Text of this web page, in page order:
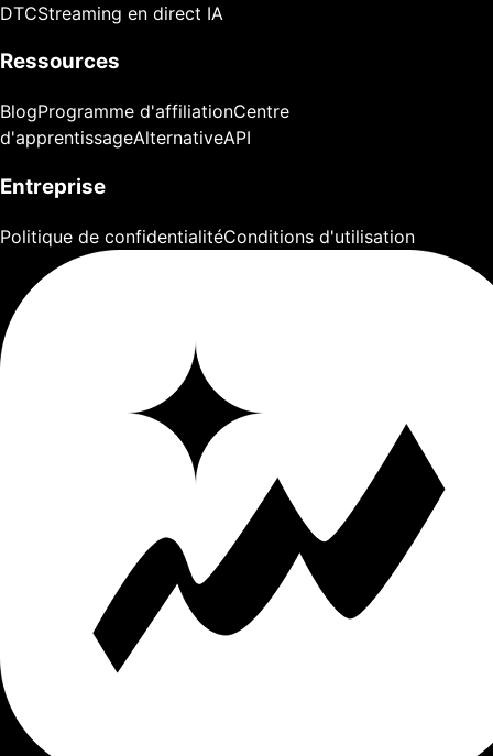
DTCStreaming en direct IA
Ressources
BlogProgramme d'affiliationCentre
d'apprentissageAlternativeAPI
Entreprise
Politique de confidentialitéConditions d'utilisation